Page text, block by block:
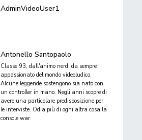
AdminVideoUser1
Antonello Santopaolo
Classe 93, dall'animo nerd, da sempre
appassionato del mondo videoludico.
Alcune leggende sostengono sia nato con
un controller in mano. Negli anni scopre di
avere una particolare predisposizione per
le interviste. Odia più di ogni altra cosa la
console war.